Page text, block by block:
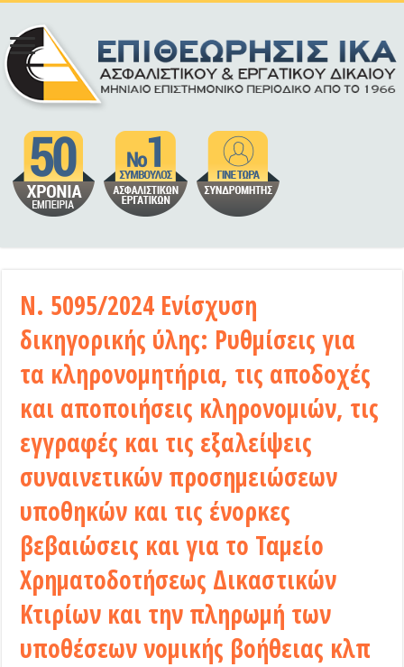
Ν. 5095/2024 Ενίσχυση
δικηγορικής ύλης: Ρυθμίσεις για
τα κληρονομητήρια, τις αποδοχές
και αποποιήσεις κληρονομιών, τις
εγγραφές και τις εξαλείψεις
συναινετικών προσημειώσεων
υποθηκών και τις ένορκες
βεβαιώσεις και για το Ταμείο
Χρηματοδοτήσεως Δικαστικών
Κτιρίων και την πληρωμή των
υποθέσεων νομικής βοήθειας κλπ